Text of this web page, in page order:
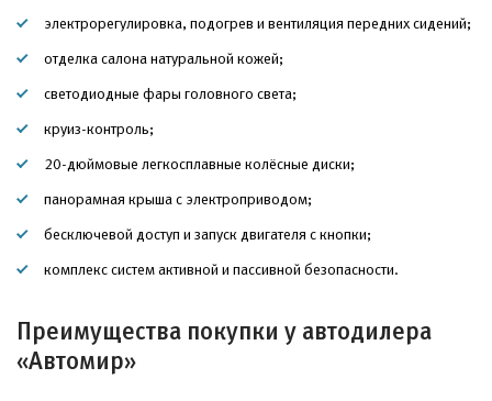
электрорегулировка, подогрев и вентиляция передних сидений;
отделка салона натуральной кожей;
светодиодные фары головного света;
круиз-контроль;
20-дюймовые легкосплавные колёсные диски;
панорамная крыша с электроприводом;
бесключевой доступ и запуск двигателя с кнопки;
комплекс систем активной и пассивной безопасности.
Преимущества покупки у автодилера
«Автомир»